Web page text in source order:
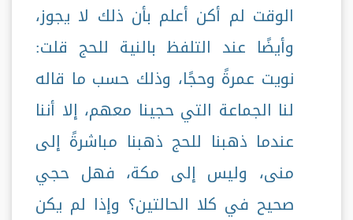
الوقت لم أكن أعلم بأن ذلك لا يجوز،
وأيضًا عند التلفظ بالنية للحج قلت:
نويت عمرةً وحجًا، وذلك حسب ما قاله
لنا الجماعة التي حجينا معهم، إلا أننا
عندما ذهبنا للحج ذهبنا مباشرةً إلى
منى، وليس إلى مكة، فهل حجي
صحيح في كلا الحالتين؟ وإذا لم يكن